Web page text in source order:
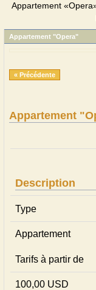
Appartement
Appartement "Opera"
« Précédente
Appartement
Description
Type
Appartement
Tarifs à partir de
100,00 USD